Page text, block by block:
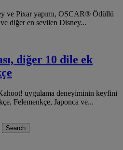
ve Pixar yapımı, OSCAR® Ödüllü
diğer en sevilen Disney...
diğer 10 dile ek
uygulama deneyiminin keyfini
Felemenkçe, Japonca ve...
Search